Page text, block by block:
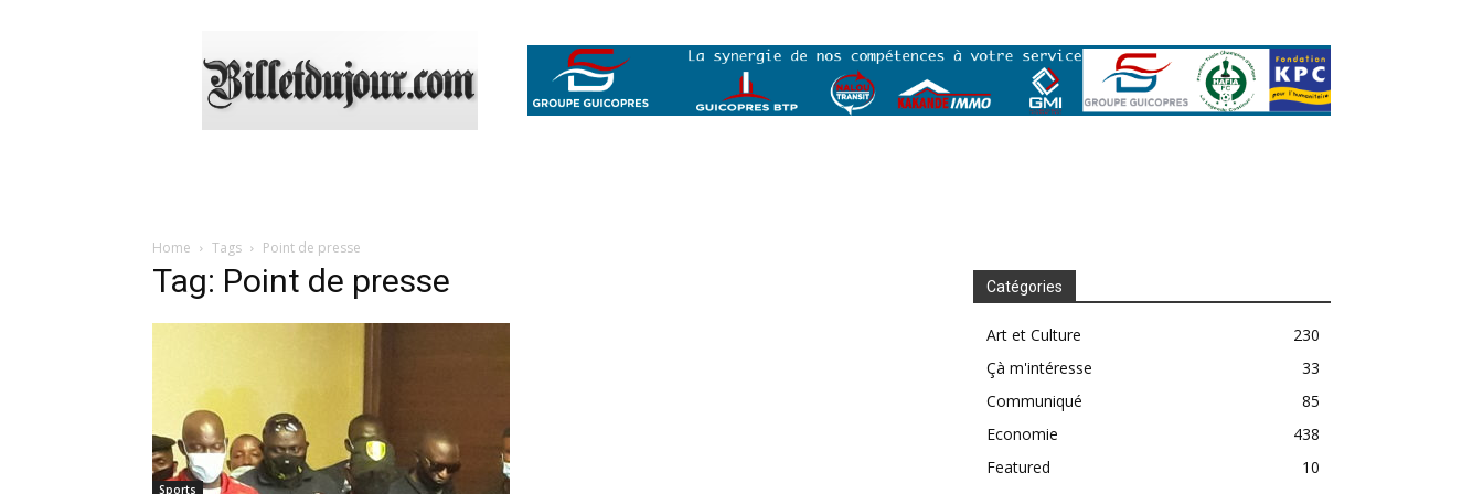
Home Tags Point de presse
Tag: Point de presse
Sports
Catégories
Art et Culture
230
Çà m'intéresse
33
Communiqué
85
Economie
438
Featured
10